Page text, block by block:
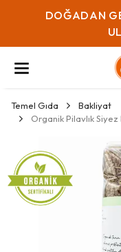
KAYSERI
Temel Gıda
Bakliyat
Organik Pilavlık